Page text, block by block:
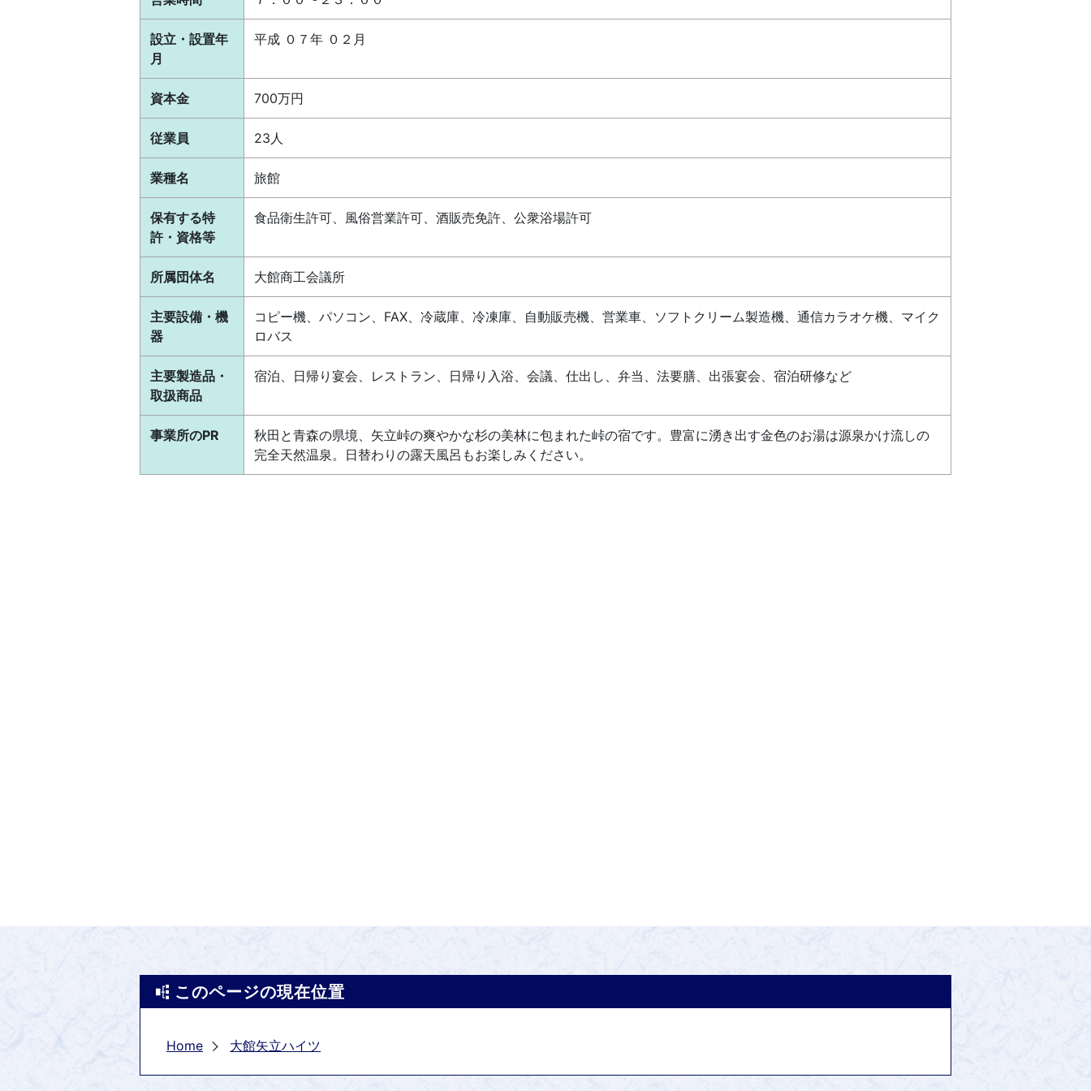
設立・設置年
月
平成 ０７年 ０２月
資本金 700万円
従業員 23人
業種名 旅館
保有する特
許・資格等
食品衛生許可、風俗営業許可、酒販売免許、公衆浴場許可
所属団体名 大館商工会議所
主要設備・機
器
コピー機、パソコン、FAX、冷蔵庫、冷凍庫、自動販売機、営業車、ソフトクリーム製造機、通信カラオケ機、マイク
ロバス
主要製造品・
取扱商品
宿泊、日帰り宴会、レストラン、日帰り入浴、会議、仕出し、弁当、法要膳、出張宴会、宿泊研修など
事業所のPR
秋田と青森の県境、矢立峠の爽やかな杉の美林に包まれた峠の宿です。豊富に湧き出す金色のお湯は源泉かけ流しの
完全天然温泉。日替わりの露天風呂もお楽しみください。
このページの現在位置
Home 大館矢立ハイツ